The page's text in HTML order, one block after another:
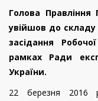
Голова
увійшов до
засідання
рамках Ради
України.
22 березня 2016